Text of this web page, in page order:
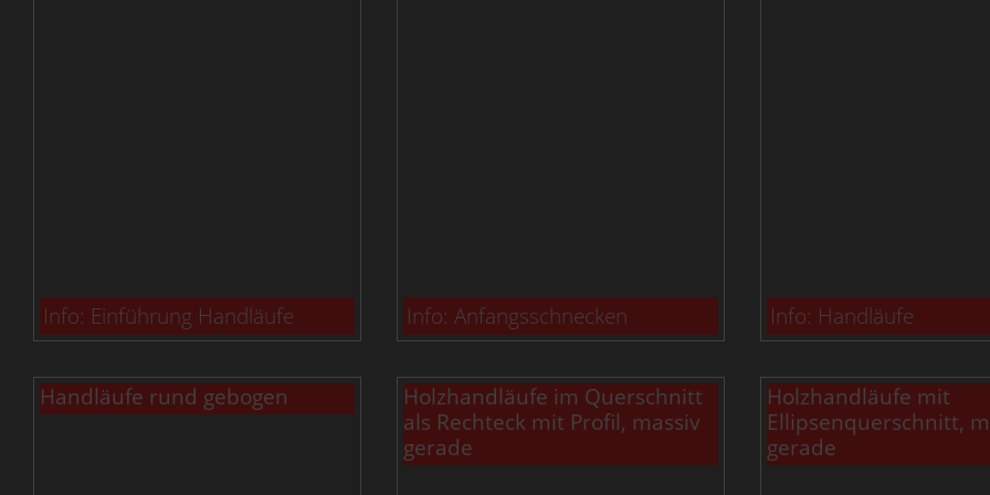
Info: Einführung Handläufe Info: Anfangsschnecken Info: Handläufe
Handläufe rund gebogen
Holzhandläufe im Querschnitt
als Rechteck mit Profil, massiv
gerade
Holzhandläufe mit
Ellipsenquerschnitt,
gerade